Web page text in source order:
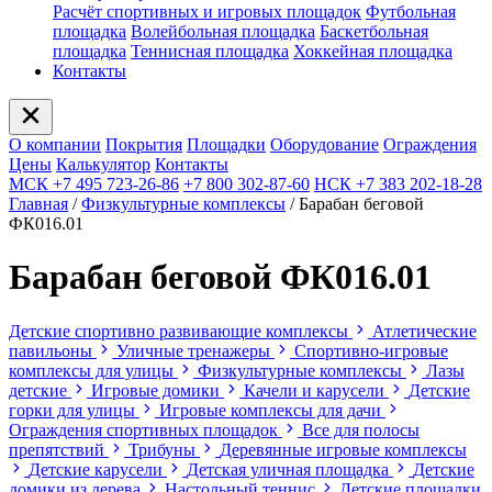
Расчёт спортивных и игровых площадок Футбольная
площадка Волейбольная площадка Баскетбольная
площадка Теннисная площадка Хоккейная площадка
Контакты
О компании Покрытия Площадки Оборудование Ограждения
Цены Калькулятор Контакты
МСК +7 495 723-26-86 +7 800 302-87-60 НСК +7 383 202-18-28
Главная / Физкультурные комплексы / Барабан беговой
ФК016.01
Барабан беговой ФК016.01
Детские спортивно развивающие комплексы
Атлетические
павильоны
Уличные тренажеры
Спортивно-игровые
комплексы для улицы
Физкультурные комплексы
Лазы
детские
Игровые домики Качели и карусели
Детские
горки для улицы
Игровые комплексы для дачи
Ограждения спортивных площадок
Все для полосы
препятствий
Трибуны
Деревянные игровые комплексы
Детские карусели
Детская уличная площадка
Детские